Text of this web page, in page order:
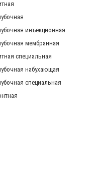
инъекционная
мембранная
специальная
набухающая
специальная